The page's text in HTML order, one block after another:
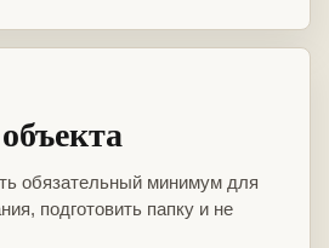
обязательный минимум для
подготовить папку и не